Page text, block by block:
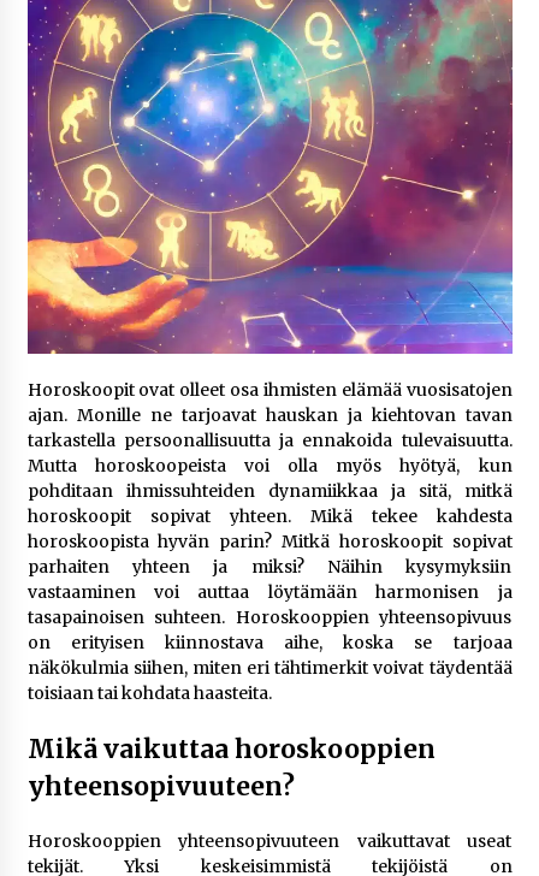
Jaakko Selin puoliso Simo – pitkä
rakkaustarina, elämäntyö ja ura
2 viikkoa sitten
Näin pikakasinot nopeuttavat kotiutuksia
modernin maksuteknologian avulla
2 viikkoa sitten
Nina Rung – rikollisuuden tutkija ja väkivallan
ehkäisyn näkyvä ääni
2 viikkoa sitten
rikoshistoriaa
3 viikkoa sitten
Online-kasinoiden mobiilipelialustojen kehitys
– asiantuntijalausunto
4 viikkoa sitten
Uutisankkuri Jan Andersson vaimo – faktat ja
huhut
4 viikkoa sitten
4 viikkoa sitten
suomalaisten pelaajien on hyvä tietää
1 kuukausi sitten
Horoskoopit ovat olleet osa ihmisten elämää vuosisatojen
ajan. Monille ne tarjoavat hauskan ja kiehtovan tavan
tarkastella persoonallisuutta ja ennakoida tulevaisuutta.
Mutta horoskoopeista voi olla myös hyötyä, kun
pohditaan ihmissuhteiden dynamiikkaa ja sitä, mitkä
horoskoopit sopivat yhteen. Mikä tekee kahdesta
horoskoopista hyvän parin? Mitkä horoskoopit sopivat
parhaiten yhteen ja miksi? Näihin kysymyksiin
vastaaminen voi auttaa löytämään harmonisen ja
tasapainoisen suhteen. Horoskooppien yhteensopivuus
on erityisen kiinnostava aihe, koska se tarjoaa
näkökulmia siihen, miten eri tähtimerkit voivat täydentää
toisiaan tai kohdata haasteita.
Mikä vaikuttaa horoskooppien
yhteensopivuuteen?
Horoskooppien yhteensopivuuteen vaikuttavat useat
tekijät. Yksi keskeisimmistä tekijöistä on